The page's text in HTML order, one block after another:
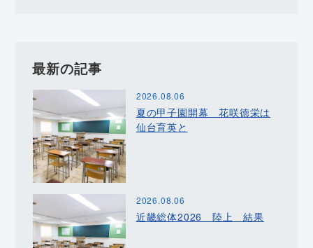
最新の記事
2026.08.06
夏の甲子園開幕 花咲徳栄は
仙台育英と
2026.08.06
近畿総体2026 陸上 結果